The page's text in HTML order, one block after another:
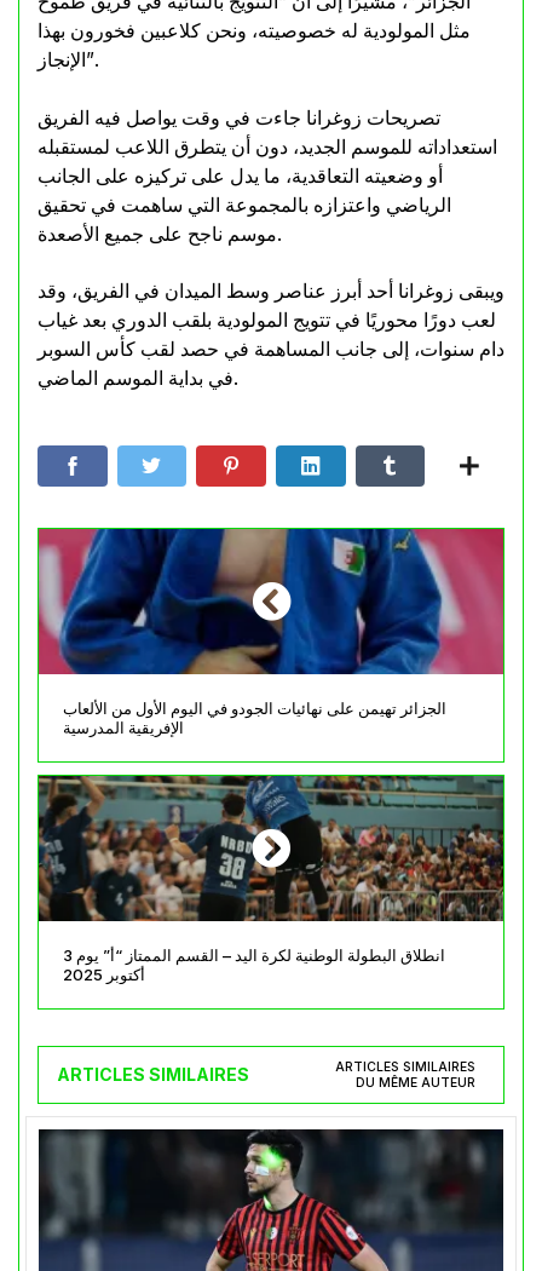
مثل المولودية له خصوصيته، ونحن كلاعبين فخورون بهذا
الإنجاز”.
تصريحات زوغرانا جاءت في وقت يواصل فيه الفريق
استعداداته للموسم الجديد، دون أن يتطرق اللاعب لمستقبله
أو وضعيته التعاقدية، ما يدل على تركيزه على الجانب
الرياضي واعتزازه بالمجموعة التي ساهمت في تحقيق
موسم ناجح على جميع الأصعدة.
ويبقى زوغرانا أحد أبرز عناصر وسط الميدان في الفريق، وقد
لعب دورًا محوريًا في تتويج المولودية بلقب الدوري بعد غياب
دام سنوات، إلى جانب المساهمة في حصد لقب كأس السوبر
في بداية الموسم الماضي.
الجزائر تهيمن على نهائيات الجودو في اليوم الأول من الألعاب
الإفريقية المدرسية
انطلاق البطولة الوطنية لكرة اليد – القسم الممتاز “أ” يوم 3
أكتوبر 2025
ARTICLES SIMILAIRES
ARTICLES SIMILAIRES
DU MÊME AUTEUR